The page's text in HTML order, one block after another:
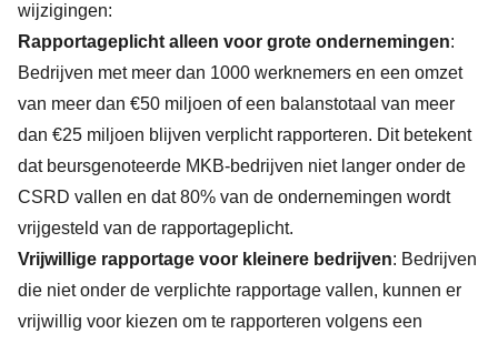
wijzigingen:
Rapportageplicht alleen voor grote ondernemingen:
Bedrijven met meer dan 1000 werknemers en een omzet
van meer dan €50 miljoen of een balanstotaal van meer
dan €25 miljoen blijven verplicht rapporteren. Dit betekent
dat beursgenoteerde MKB-bedrijven niet langer onder de
CSRD vallen en dat 80% van de ondernemingen wordt
vrijgesteld van de rapportageplicht.
Vrijwillige rapportage voor kleinere bedrijven: Bedrijven
die niet onder de verplichte rapportage vallen, kunnen er
vrijwillig voor kiezen om te rapporteren volgens een